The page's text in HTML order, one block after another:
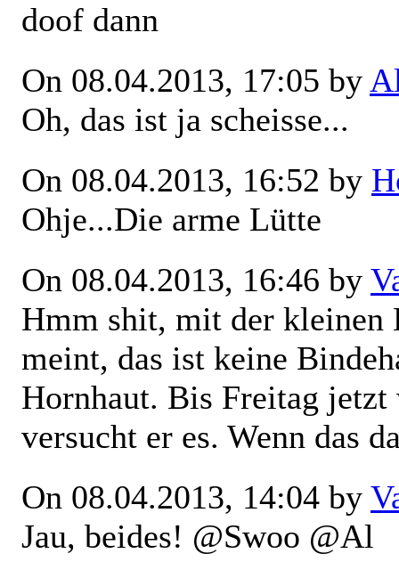
doof dann
On 08.04.2013, 17:05 by
Oh, das ist ja scheisse...
On 08.04.2013, 16:52 by
Ohje...Die arme Lütte
On 08.04.2013, 16:46 by
Hmm shit, mit der kleinen
meint, das ist keine
Hornhaut. Bis Freitag jetzt
versucht er es. Wenn das
On 08.04.2013, 14:04 by
Jau, beides! @Swoo @Al